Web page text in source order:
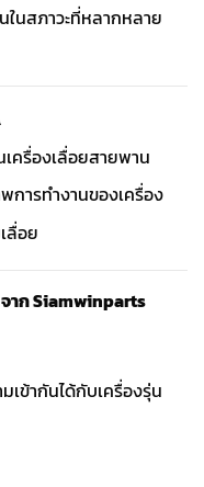
ในสภาวะที่หลากหลาย
ครื่องเลื่อยสายพาน
การทำงานของเครื่อง
ลื่อย
าก Siamwinparts
เข้ากันได้กับเครื่องรุ่น